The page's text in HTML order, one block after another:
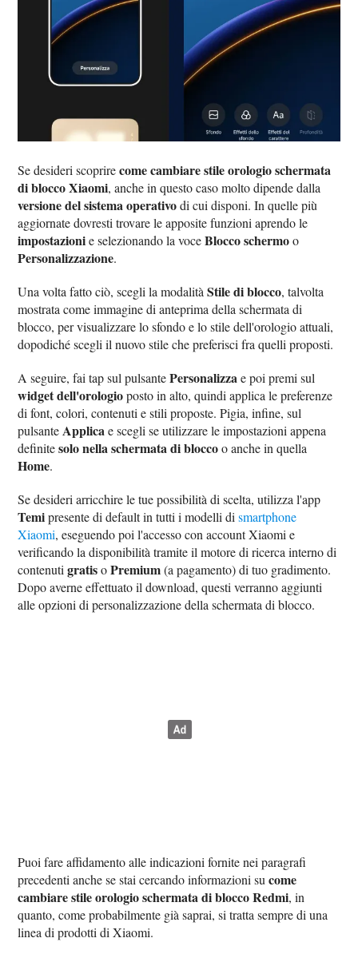
Se desideri scoprirecome cambiare stile orologio schermata
di blocco Xiaomi, anche in questo caso molto dipende dalla
versione del sistema operativodi cui disponi. In quelle più
aggiornate dovresti trovare le apposite funzioni aprendo le
impostazionie selezionando la voceBlocco schermoo
Personalizzazione.
Una volta fatto ciò, scegli la modalitàStile di blocco, talvolta
mostrata come immagine di anteprima della schermata di
blocco, per visualizzare lo sfondo e lo stile dell'orologio attuali,
dopodiché scegli il nuovo stile che preferisci fra quelli proposti.
A seguire, fai tap sul pulsantePersonalizzae poi premi sul
widget dell'orologioposto in alto, quindi applica le preferenze
di font, colori, contenuti e stili proposte. Pigia, infine, sul
pulsanteApplicae scegli se utilizzare le impostazioni appena
definitesolo nella schermata di bloccoo anche in quella
Home.
Se desideri arricchire le tue possibilità di scelta, utilizza l'app
Temipresente di default in tutti i modelli dismartphone
Xiaomi, eseguendo poi l'accesso con account Xiaomi e
verificando la disponibilità tramite il motore di ricerca interno di
contenutigratisoPremium(a pagamento) di tuo gradimento.
Dopo averne effettuato il download, questi verranno aggiunti
alle opzioni di personalizzazione della schermata di blocco.
Puoi fare affidamento alle indicazioni fornite nei paragrafi
precedenti anche se stai cercando informazioni sucome
cambiare stile orologio schermata di blocco Redmi, in
quanto, come probabilmente già saprai, si tratta sempre di una
linea di prodotti di Xiaomi.